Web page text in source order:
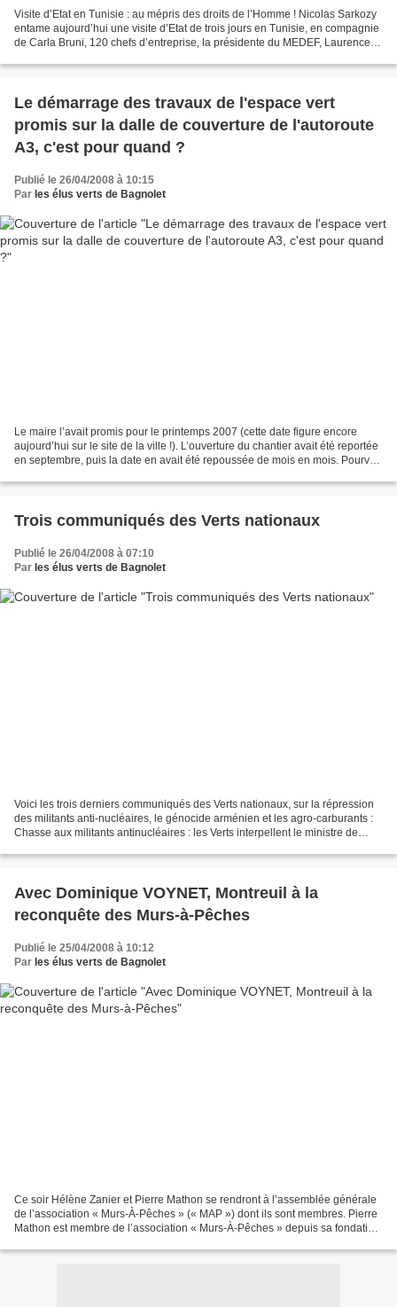
Visite d’Etat en Tunisie : au mépris des droits de l’Homme ! Nicolas Sarkozy
entame aujourd’hui une visite d’Etat de trois jours en Tunisie, en compagnie
de Carla Bruni, 120 chefs d’entreprise, la présidente du MEDEF, Laurence
Le démarrage des travaux de l'espace vert
promis sur la dalle de couverture de l'autoroute
A3, c'est pour quand ?
Publié le 26/04/2008 à 10:15
Par les élus verts de Bagnolet
Le maire l’avait promis pour le printemps 2007 (cette date figure encore
aujourd’hui sur le site de la ville !). L’ouverture du chantier avait été reportée
en septembre, puis la date en avait été repoussée de mois en mois. Pourvu
Trois communiqués des Verts nationaux
Publié le 26/04/2008 à 07:10
Par les élus verts de Bagnolet
Voici les trois derniers communiqués des Verts nationaux, sur la répression
des militants anti-nucléaires, le génocide arménien et les agro-carburants :
Chasse aux militants antinucléaires : les Verts interpellent le ministre de
Avec Dominique VOYNET, Montreuil à la
reconquête des Murs-à-Pêches
Publié le 25/04/2008 à 10:12
Par les élus verts de Bagnolet
Ce soir Hélène Zanier et Pierre Mathon se rendront à l’assemblée générale
de l’association « Murs-À-Pêches » (« MAP ») dont ils sont membres. Pierre
Mathon est membre de l’association « Murs-À-Pêches » depuis sa fondation,